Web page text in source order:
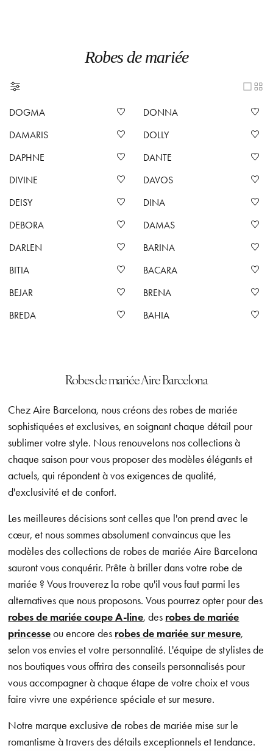
Robes de mariée
DOGMA
DONNA
DAMARIS
DOLLY
DAPHNE
DANTE
DIVINE
DAVOS
DEISY
DINA
DEBORA
DAMAS
DARLEN
BARINA
BITIA
BACARA
BEJAR
BRENA
BREDA
BAHIA
Robes de mariée Aire Barcelona
Chez Aire Barcelona, nous créons des robes de mariée
sophistiquées et exclusives, en soignant chaque détail pour
sublimer votre style. Nous renouvelons nos collections à
chaque saison pour vous proposer des modèles élégants et
actuels, qui répondent à vos exigences de qualité,
d'exclusivité et de confort.
Les meilleures décisions sont celles que l'on prend avec le
cœur, et nous sommes absolument convaincus que les
modèles des collections de robes de mariée Aire Barcelona
sauront vous conquérir. Prête à briller dans votre robe de
mariée ? Vous trouverez la robe qu'il vous faut parmi les
alternatives que nous proposons. Vous pourrez opter pour des
robes de mariée coupe A-line, des robes de mariée
princesseou encore des robes de mariée sur mesure,
selon vos envies et votre personnalité. L'équipe de stylistes de
nos boutiques vous offrira des conseils personnalisés pour
vous accompagner à chaque étape de votre choix et vous
faire vivre une expérience spéciale et sur mesure.
Notre marque exclusive de robes de mariée mise sur le
romantisme à travers des détails exceptionnels et tendance.